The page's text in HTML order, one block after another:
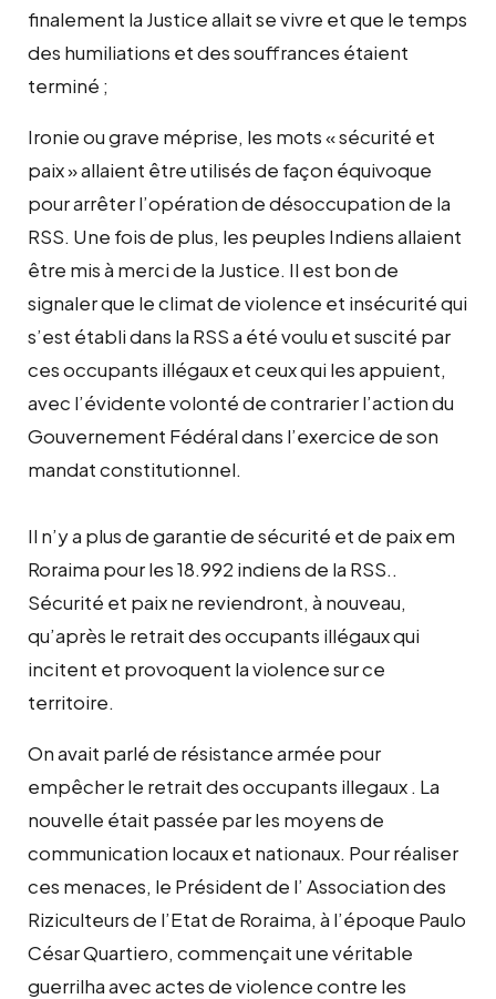
finalement la Justice allait se vivre et que le temps
des humiliations et des souffrances étaient
terminé ;
Ironie ou grave méprise, les mots « sécurité et
paix » allaient être utilisés de façon équivoque
pour arrêter l’opération de désoccupation de la
RSS. Une fois de plus, les peuples Indiens allaient
être mis à merci de la Justice. Il est bon de
signaler que le climat de violence et insécurité qui
s’est établi dans la RSS a été voulu et suscité par
ces occupants illégaux et ceux qui les appuient,
avec l’évidente volonté de contrarier l’action du
Gouvernement Fédéral dans l’exercice de son
mandat constitutionnel.
Il n’y a plus de garantie de sécurité et de paix em
Roraima pour les 18.992 indiens de la RSS..
Sécurité et paix ne reviendront, à nouveau,
qu’après le retrait des occupants illégaux qui
incitent et provoquent la violence sur ce
territoire.
On avait parlé de résistance armée pour
empêcher le retrait des occupants illegaux . La
nouvelle était passée par les moyens de
communication locaux et nationaux. Pour réaliser
ces menaces, le Président de l’ Association des
Riziculteurs de l’Etat de Roraima, à l’époque Paulo
César Quartiero, commençait une véritable
guerrilha avec actes de violence contre les